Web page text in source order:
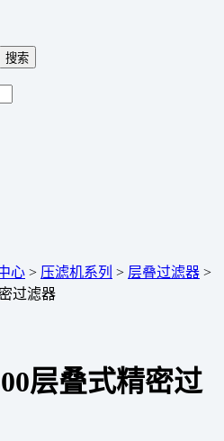
心 > 压滤机系列 > 层叠过滤器 >
层叠式精密过